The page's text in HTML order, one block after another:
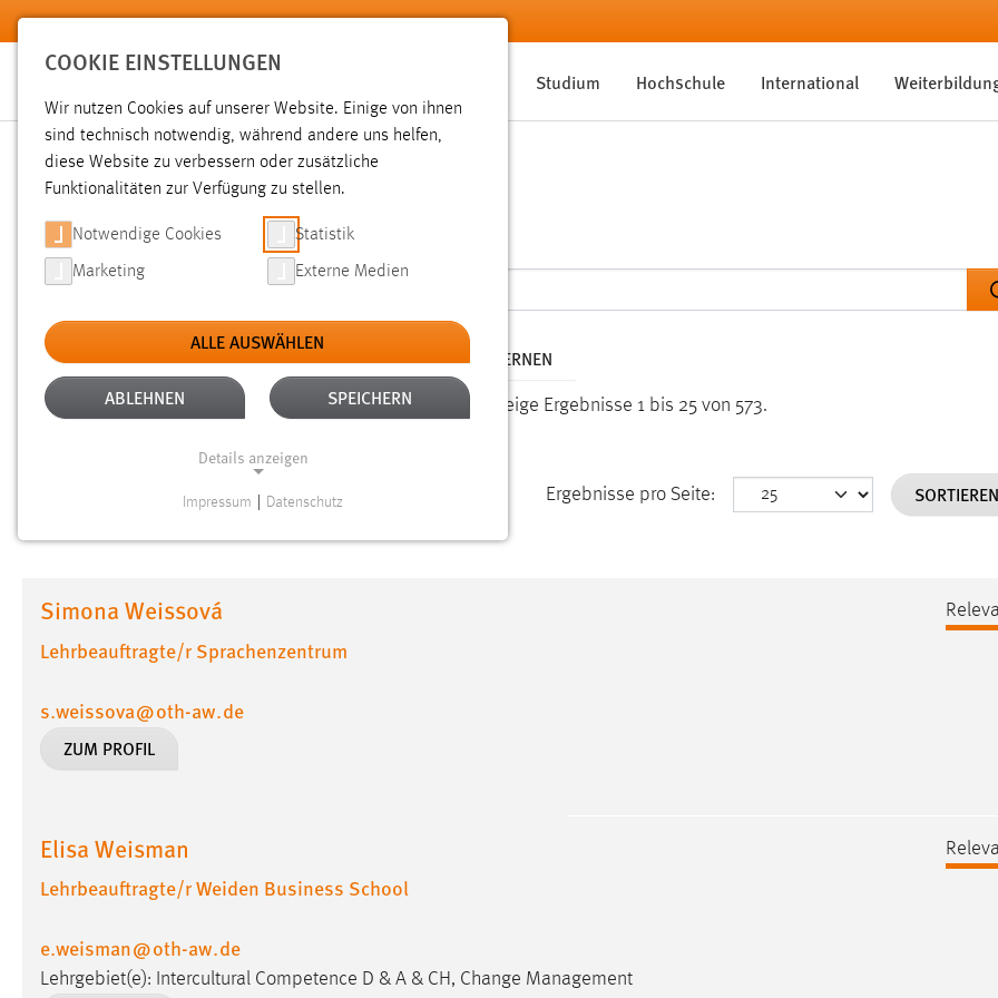
Zum Hauptinhalt springen
Studium Hochschule International
SUCHE
Aktive Filter: ALTER: ÜBER EIN JAHR ALLE FILTER ENTFERNEN
Gesucht nach "weis". Es wurden 573 Ergebnisse gefunden. Zeige Ergebnisse 1 bis 25 von 573.
Ergebnisse pro Seite:
Simona Weissová
Lehrbeauftragte/r Sprachenzentrum
s.weissova@oth-aw.de
ZUM PROFIL
Elisa Weisman
Lehrbeauftragte/r Weiden Business School
e.weisman@oth-aw.de
Lehrgebiet(e): Intercultural Competence D & A & CH, Change Management
COOKIE EINSTELLUNGEN
Wir nutzen Cookies auf unserer Website. Einige von ihnen
sind technisch notwendig, während andere uns helfen,
diese Website zu verbessern oder zusätzliche
Funktionalitäten zur Verfügung zu stellen.
Notwendige Cookies Statistik
Marketing Externe Medien
ALLE AUSWÄHLEN
ABLEHNEN SPEICHERN
Details anzeigen
Website erforderlich.
Einverständnis
Name: cookie_consent
Zweck:
Cookie Laufzeit:
Performance
Name: staticfilecache
Zweck:
Für performante Seitenauslieferung wird
Impressum Datenschutz